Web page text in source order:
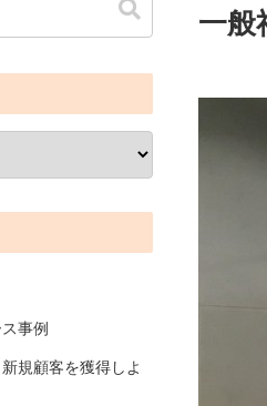
一
事例
規顧客を獲得しよ